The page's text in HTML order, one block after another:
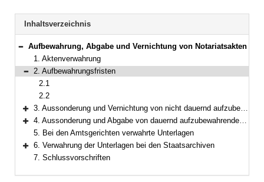
BAYERN.RECHT
letzten
Suche
Navigation
Inhaltsverzeichnis
Bereich reduzieren
Aufbewahrung, Abgabe und Vernichtung von Notariatsakten
1. Aktenverwahrung
Bereich reduzieren
2. Aufbewahrungsfristen
2.1
2.2
Bereich erweitern
3. Aussonderung und Vernichtung von nicht dauernd aufzubewahrenden Unterlagen
Bereich erweitern
4. Aussonderung und Abgabe von dauernd aufzubewahrenden Unterlagen an ein Staatsarchiv
5. Bei den Amtsgerichten verwahrte Unterlagen
Bereich erweitern
6. Verwahrung der Unterlagen bei den Staatsarchiven
7. Schlussvorschriften